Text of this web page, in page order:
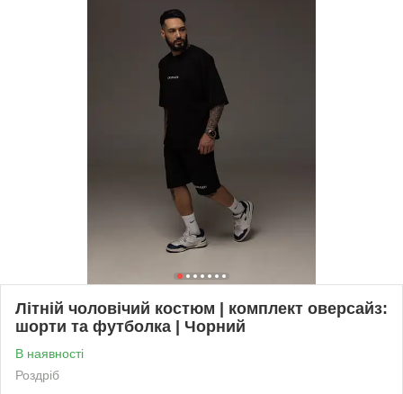
Літній чоловічий костюм | комплект оверсайз:
шорти та футболка | Чорний
В наявності
Роздріб